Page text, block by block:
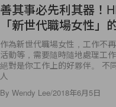
善其事必先利其器！
「新世代職場女性」
作為新世代職場女性，工作不
活動等，需要隨時隨地處理工
絕對是你工作上的好夥伴。 不
人
By Wendy Lee/2018年6月5日